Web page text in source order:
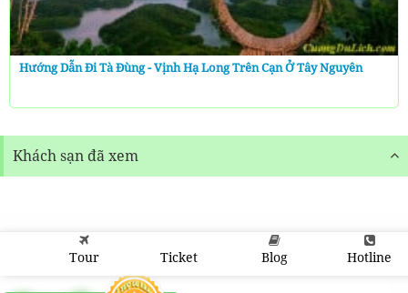
Hướng Dẫn Đi Tà Đùng - Vịnh Hạ Long Trên Cạn Ở Tây Nguyên
Khách sạn đã xem
Tour Ticket Blog Hotline